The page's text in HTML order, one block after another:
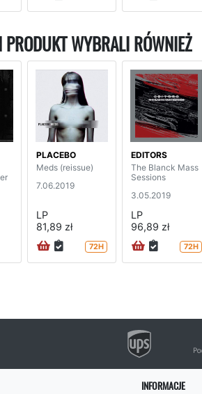
PRODUKT WYBRALI RÓWNIEŻ
PLACEBO
Meds (reissue)
7.06.2019
LP
81,89 zł
72H
EDITORS
The Blanck Mass
Sessions
3.05.2019
LP
96,89 zł
72H
INFORMACJE